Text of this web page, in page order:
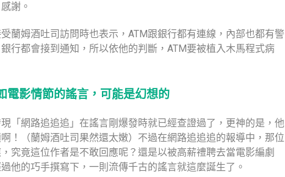
謝。
蘭姆酒吐司訪問時也表示，ATM跟銀行都有連線，內部也都有警
行都會接到通知，所以依他的判斷，ATM要被植入木馬程式病
電影情節的謠言，可能是幻想的
「網路追追追」在謠言剛爆發時就已經查證過了，更神的是，他
！（蘭姆酒吐司果然還太嫩）不過在網路追追追的報導中，那位
究竟這位作者是不敢回應呢？還是以被高薪禮聘去當電影編劇
他的巧手撰寫下，一則流傳千古的謠言就這麼誕生了。